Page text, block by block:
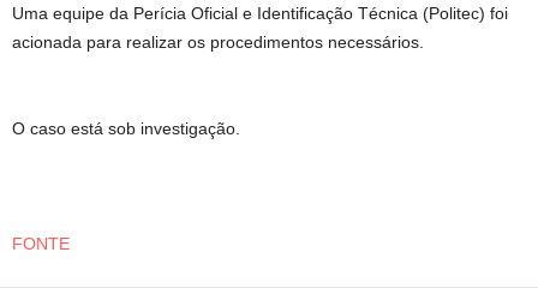
Uma equipe da Perícia Oficial e Identificação Técnica (Politec) foi
acionada para realizar os procedimentos necessários.
O caso está sob investigação.
FONTE